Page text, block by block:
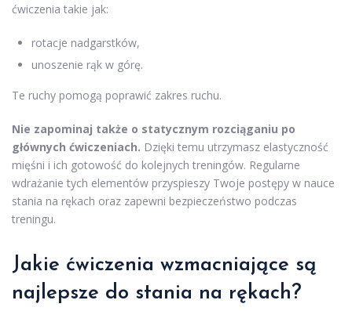
ćwiczenia takie jak:
rotacje nadgarstków,
unoszenie rąk w górę.
Te ruchy pomogą poprawić zakres ruchu.
Nie zapominaj także o statycznym rozciąganiu po
głównych ćwiczeniach. Dzięki temu utrzymasz elastyczność
mięśni i ich gotowość do kolejnych treningów. Regularne
wdrażanie tych elementów przyspieszy Twoje postępy w nauce
stania na rękach oraz zapewni bezpieczeństwo podczas
treningu.
Jakie ćwiczenia wzmacniające są
najlepsze do stania na rękach?